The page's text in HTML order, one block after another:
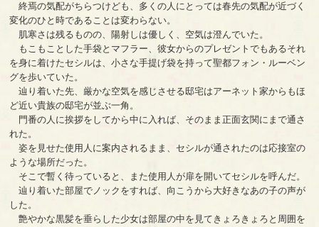
終焉の気配がちらつけども、多くの人にとっては春先の気配が近づく
変化のひと時であることは変わらない。
肌寒さは残るものの、陽射しは優しく、空気は澄んでいた。
もこもことした手袋とマフラー、彼女からのプレゼントでもあるそれ
を身に着けたセシルは、小さな手提げ袋を持って聖都フォン・ルーベン
グを歩いていた。
辿り着いた先、厳かな空気を感じさせる邸宅はアーネット家からもほ
ど近い貴族の邸宅が並ぶ一角。
門番の人に挨拶をしてから中に入れば、そのまま正面玄関にまで通さ
れた。
姿を見せた使用人に案内されるまま、セシルが通されたのは応接室の
ような場所だった。
そこで暫く待っていると、また使用人が扉を開いてセシルを呼んだ。
辿り着いた部屋でノックをすれば、向こうから大好きなあの子の声が
した。
艶やかな黒髪を垂らした少女は部屋の中を見てきょろきょろと周囲を